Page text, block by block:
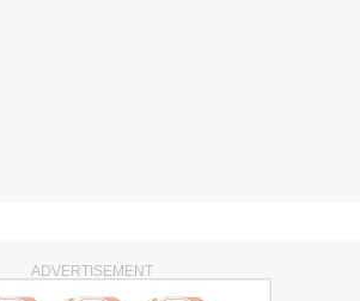
ADVERTISEMENT